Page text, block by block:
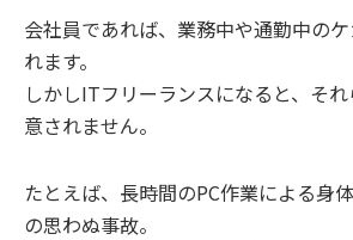
会社員であれば、業務中や通勤中の
れます。
しかしITフリーランスになると、そ
意されません。
たとえば、長時間のPC作業による身
の思わぬ事故。